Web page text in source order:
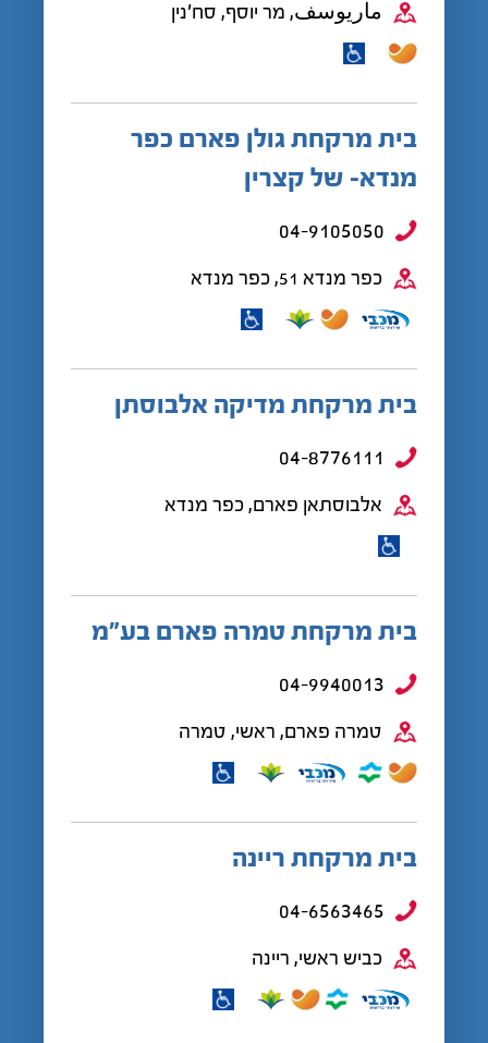
ماريوسف, מר יוסף, סח'נין
בית מרקחת גולן פארם כפר
מנדא- של קצרין
04-9105050
כפר מנדא 51, כפר מנדא
בית מרקחת מדיקה אלבוסתן
04-8776111
אלבוסתאן פארם, כפר מנדא
בית מרקחת טמרה פארם בע”מ
04-9940013
טמרה פארם, ראשי, טמרה
בית מרקחת ריינה
04-6563465
כביש ראשי, ריינה